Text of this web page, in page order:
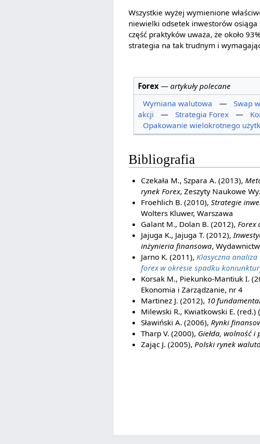
Wszystkie wyżej wymienione
niewielki odsetek inwestorów osiąga
część praktyków uważa, że około
strategia na tak trudnym i
Forex— artykuły polecane
Wymiana walutowa
— Swap
akcji
— Strategia Forex —
Opakowanie wielokrotnego
Bibliografia
Czekała M., Szpara A. (2013),
rynek Forex, Zeszyty Naukowe
Froehlich B. (2010), Strategie
Wolters Kluwer, Warszawa
Galant M., Dolan B. (2012), Forex
Jajuga K., Jajuga T. (2012),
inżynieria finansowa,
Jarno K. (2011), Klasyczna
forex w okresie spadku
Korsak M., Piekunko-Mantiuk I.
Ekonomia i Zarządzanie, nr 4
Martinez J. (2012), 10
Milewski R., Kwiatkowski E. (red.)
Sławiński A. (2006), Rynki
Tharp V. (2000), Giełda, wolność
Zając J. (2005), Polski rynek